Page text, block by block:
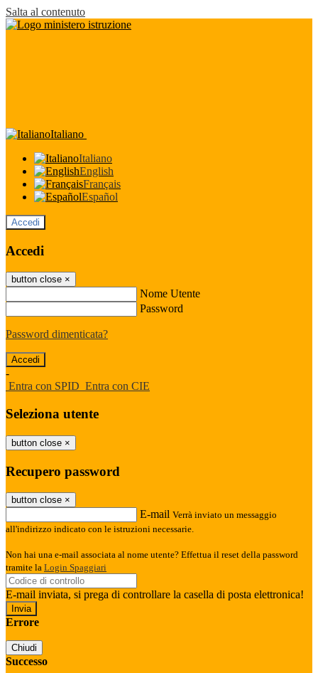
Salta al contenuto
Italiano
Italiano
English
Français
Español
Accedi
Accedi
button close ×
Nome Utente
Password
Password dimenticata?
-
Entra con SPID Entra con CIE
Seleziona utente
button close ×
Recupero password
button close ×
E-mail Verrà inviato un messaggio
all'indirizzo indicato con le istruzioni necessarie.
Non hai una e-mail associata al nome utente? Effettua il reset della password
tramite la Login Spaggiari
E-mail inviata, si prega di controllare la casella di posta elettronica!
Errore
Chiudi
Successo